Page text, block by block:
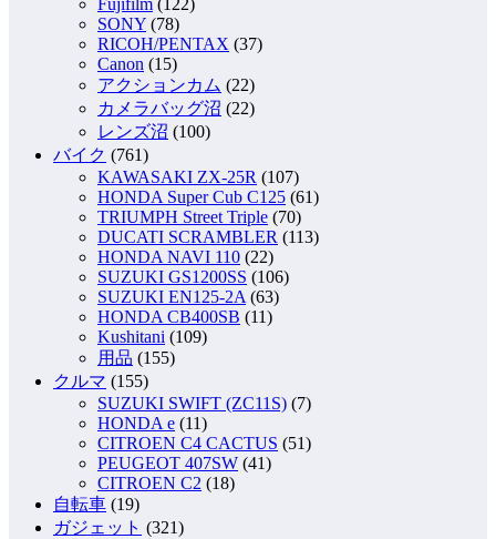
Fujifilm (122)
SONY (78)
RICOH/PENTAX (37)
Canon (15)
アクションカム (22)
カメラバッグ沼 (22)
レンズ沼 (100)
バイク (761)
KAWASAKI ZX-25R (107)
HONDA Super Cub C125 (61)
TRIUMPH Street Triple (70)
DUCATI SCRAMBLER (113)
HONDA NAVI 110 (22)
SUZUKI GS1200SS (106)
SUZUKI EN125-2A (63)
HONDA CB400SB (11)
Kushitani (109)
用品 (155)
クルマ (155)
SUZUKI SWIFT (ZC11S) (7)
HONDA e (11)
CITROEN C4 CACTUS (51)
PEUGEOT 407SW (41)
CITROEN C2 (18)
自転車 (19)
ガジェット (321)